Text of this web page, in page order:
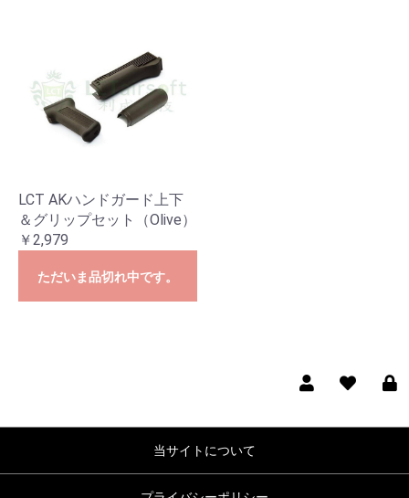
LCT AKハンドガード上下
＆グリップセット（Olive）
￥2,979
ただいま品切れ中です。
当サイトについて